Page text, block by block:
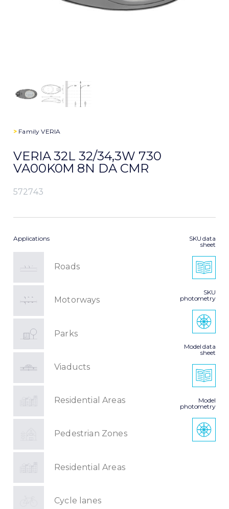
> FamilyVERIA
VERIA 32L 32/34,3W 730
VA00K0M 8N DA CMR
572743
Applications
Roads
Motorways
Parks
Viaducts
Residential Areas
Pedestrian Zones
Residential Areas
Cycle lanes
SKU data
sheet
SKU
photometry
Model data
sheet
Model
photometry